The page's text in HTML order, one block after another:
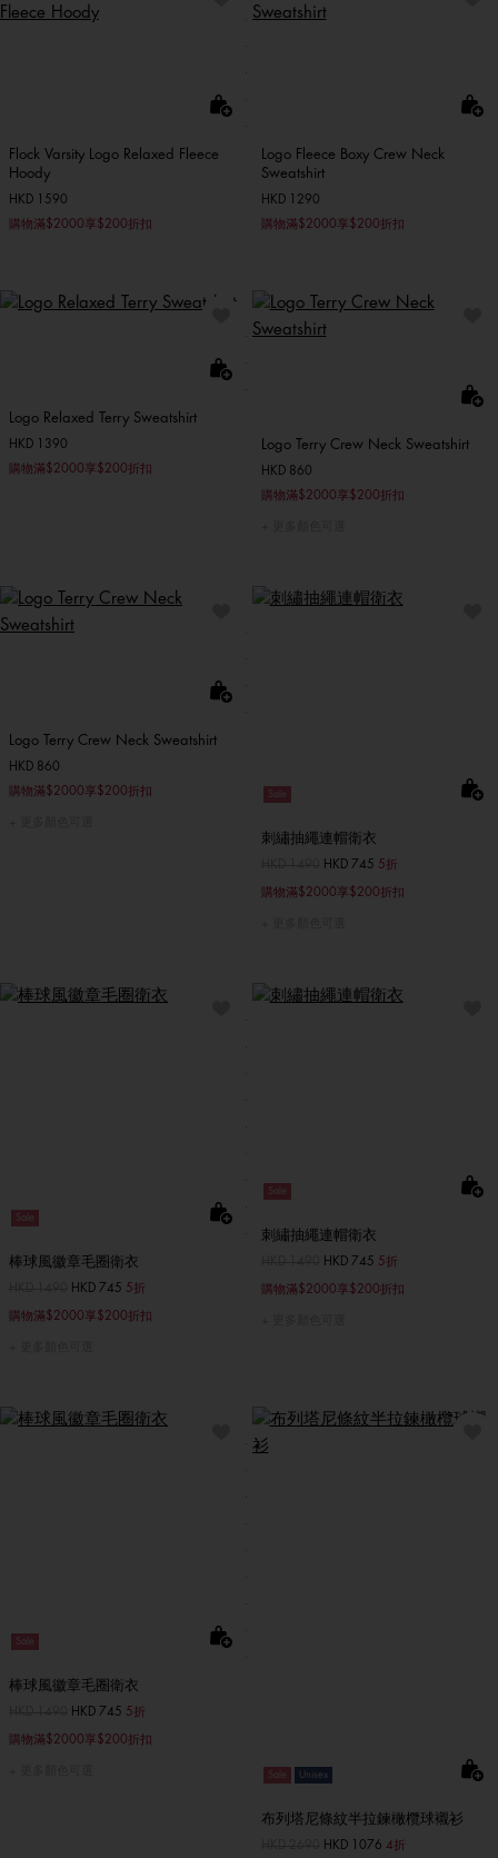
Flock Varsity Logo Relaxed Fleece
Hoody
HKD 1590
購物滿$2000享$200折扣
Logo Fleece Boxy Crew Neck
Sweatshirt
HKD 1290
購物滿$2000享$200折扣
Logo Relaxed Terry Sweatshirt
HKD 1390
購物滿$2000享$200折扣
Logo Terry Crew Neck Sweatshirt
HKD 860
購物滿$2000享$200折扣
Logo Terry Crew Neck Sweatshirt
HKD 860
購物滿$2000享$200折扣
Sale
刺繡抽繩連帽衛衣
至HKD 745 5折
購物滿$2000享$200折扣
Sale
棒球風徽章毛圈衛衣
至HKD 745 5折
購物滿$2000享$200折扣
Sale
刺繡抽繩連帽衛衣
至HKD 745 5折
購物滿$2000享$200折扣
Sale
棒球風徽章毛圈衛衣
至HKD 745 5折
購物滿$2000享$200折扣
Sale Unisex
布列塔尼條紋半拉鍊橄欖球襯衫
至HKD 1076 4折